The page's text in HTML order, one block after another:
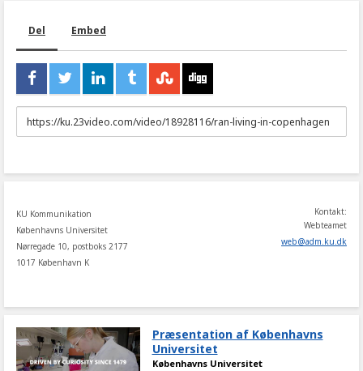
Del Embed
URL
to
KU Kommunikation
Københavns Universitet
Nørregade 10, postboks 2177
1017 København K
Kontakt:
Webteamet
web@adm.ku.dk
Præsentation af Københavns
Universitet
Københavns Universitet